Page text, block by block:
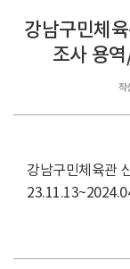
강남구민체
조사 용
작
강남구민체육관